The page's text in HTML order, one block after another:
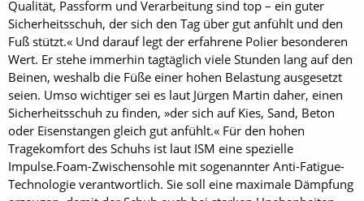
Qualität, Passform und Verarbeitung sind top – ein guter
Sicherheitsschuh, der sich den Tag über gut anfühlt und den
Fuß stützt.« Und darauf legt der erfahrene Polier besonderen
Wert. Er stehe immerhin tagtäglich viele Stunden lang auf den
Beinen, weshalb die Füße einer hohen Belastung ausgesetzt
seien. Umso wichtiger sei es laut Jürgen Martin daher, einen
Sicherheitsschuh zu finden, »der sich auf Kies, Sand, Beton
oder Eisenstangen gleich gut anfühlt.« Für den hohen
Tragekomfort des Schuhs ist laut ISM eine spezielle
Impulse.Foam-Zwischensohle mit sogenannter Anti-Fatigue-
Technologie verantwortlich. Sie soll eine maximale Dämpfung